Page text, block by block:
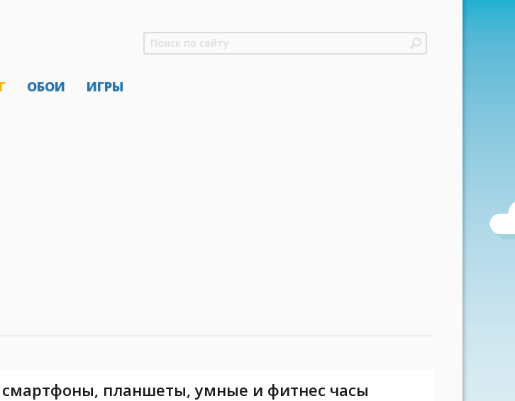
ОБОИ ИГРЫ
планшеты, умные и фитнес часы